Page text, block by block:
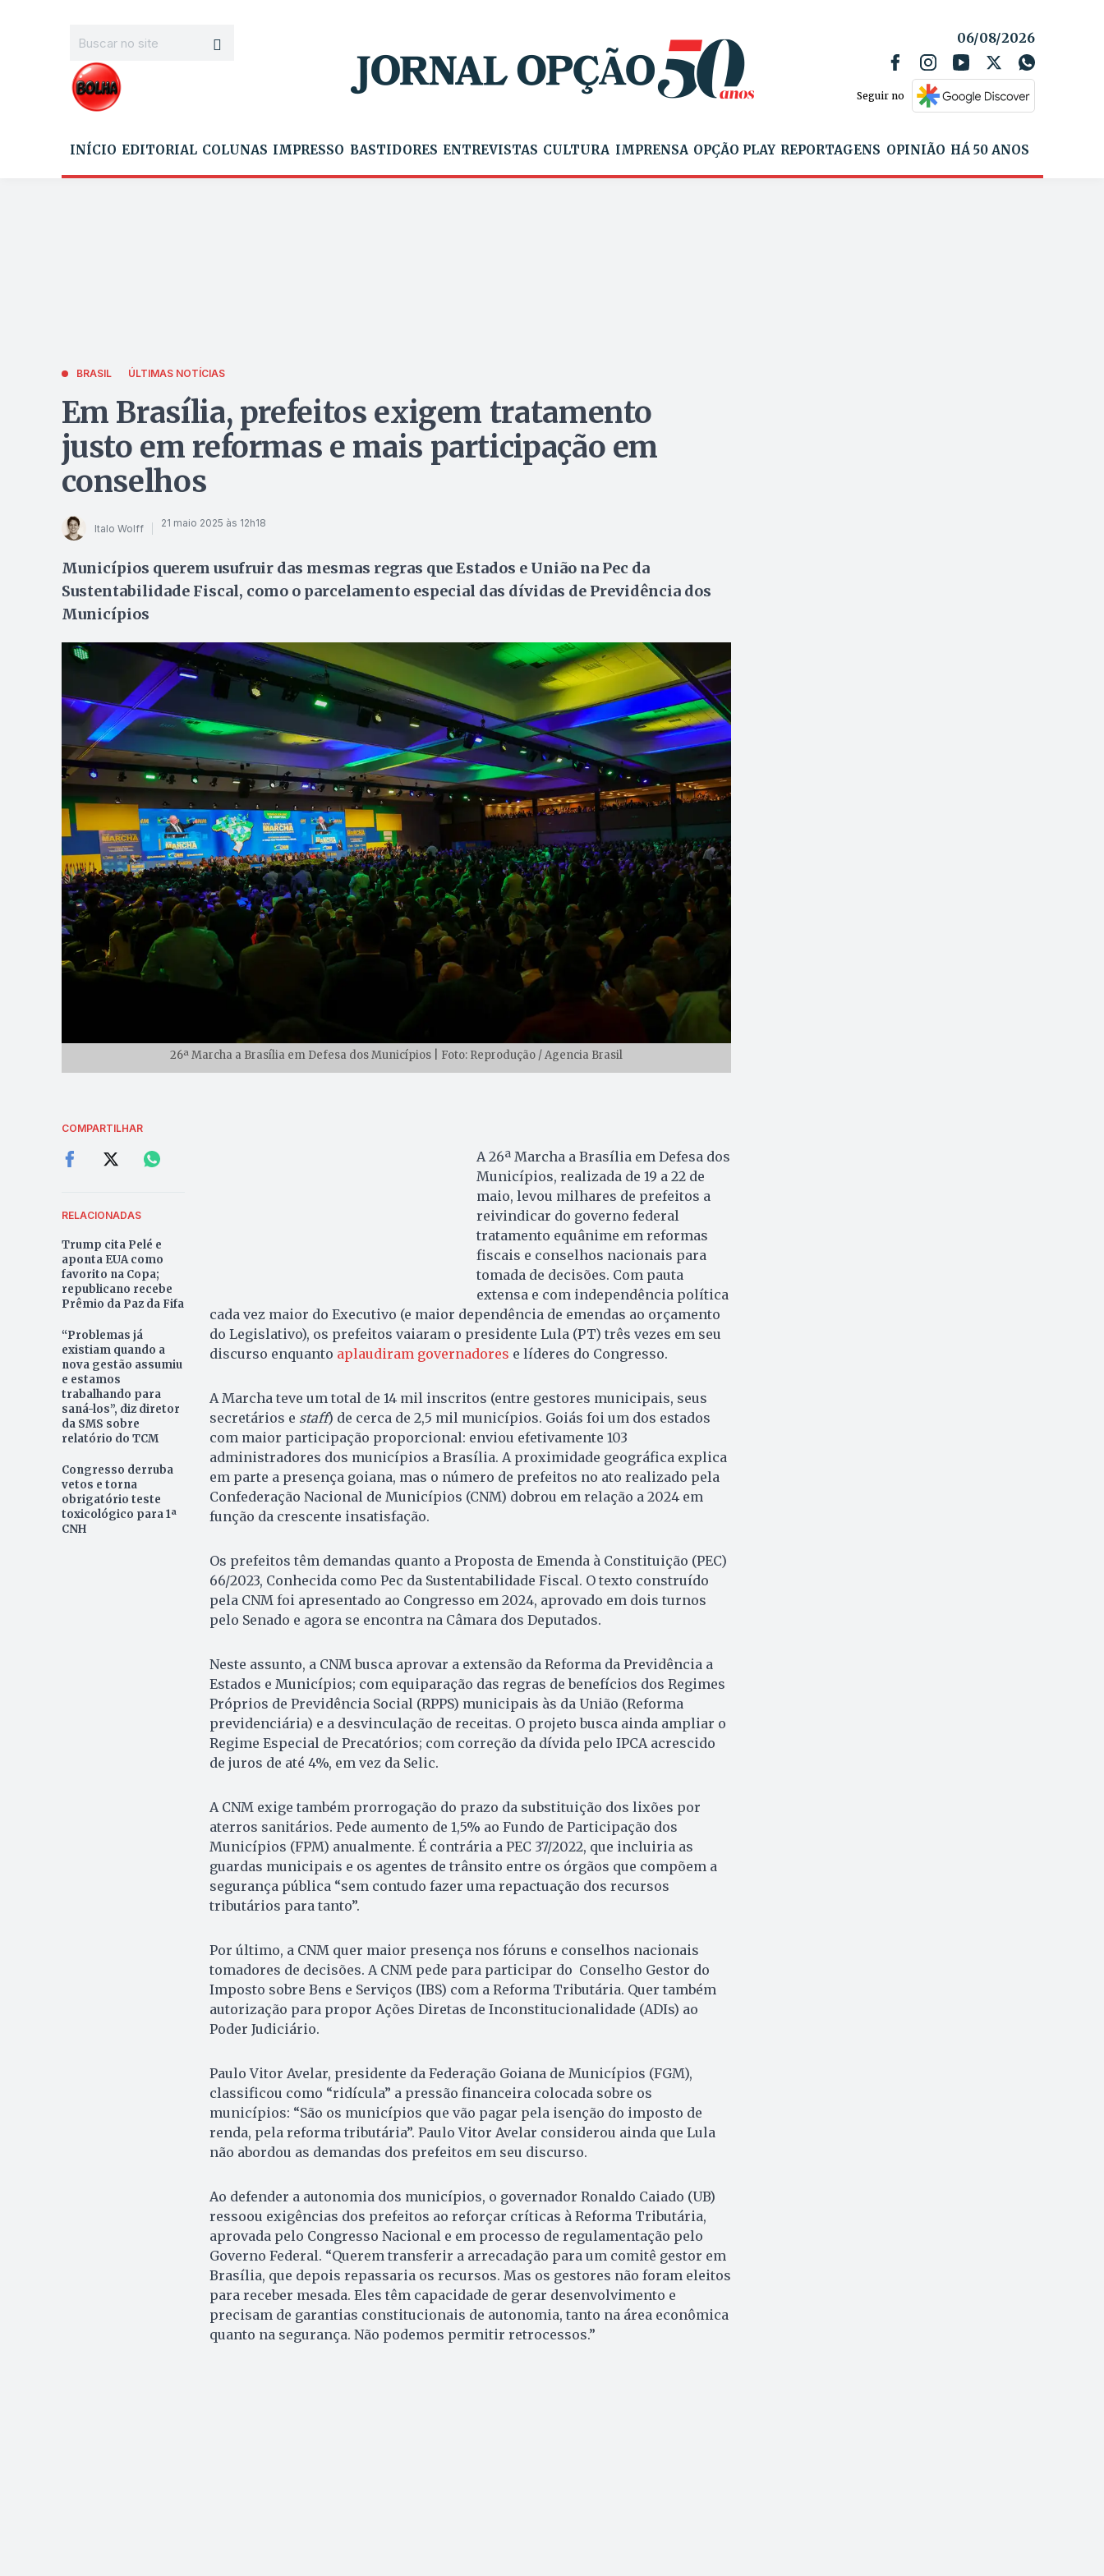
06/08/2026
Seguir no
INÍCIO EDITORIAL COLUNAS IMPRESSO BASTIDORES ENTREVISTAS CULTURA IMPRENSA OPÇÃO PLAY REPORTAGENS OPINIÃO HÁ 50 ANOS
BRASIL ÚLTIMAS NOTÍCIAS
Em Brasília, prefeitos exigem tratamento
justo em reformas e mais participação em
conselhos
Italo Wolff 21 maio 2025 às 12h18
Municípios querem usufruir das mesmas regras que Estados e União na Pec da
Sustentabilidade Fiscal, como o parcelamento especial das dívidas de Previdência dos
Municípios
26ª Marcha a Brasília em Defesa dos Municípios | Foto: Reprodução / Agencia Brasil
COMPARTILHAR
RELACIONADAS
Trump cita Pelé e
aponta EUA como
favorito na Copa;
republicano recebe
Prêmio da Paz da Fifa
“Problemas já
existiam quando a
nova gestão assumiu
e estamos
trabalhando para
saná-los”, diz diretor
da SMS sobre
relatório do TCM
Congresso derruba
vetos e torna
obrigatório teste
toxicológico para 1ª
CNH
A 26ª Marcha a Brasília em Defesa dos
Municípios, realizada de 19 a 22 de
maio, levou milhares de prefeitos a
reivindicar do governo federal
tratamento equânime em reformas
fiscais e conselhos nacionais para
tomada de decisões. Com pauta
extensa e com independência política
cada vez maior do Executivo (e maior dependência de emendas ao orçamento
do Legislativo), os prefeitos vaiaram o presidente Lula (PT) três vezes em seu
discurso enquanto aplaudiram governadores e líderes do Congresso.
A Marcha teve um total de 14 mil inscritos (entre gestores municipais, seus
secretários e staff) de cerca de 2,5 mil municípios. Goiás foi um dos estados
com maior participação proporcional: enviou efetivamente 103
administradores dos municípios a Brasília. A proximidade geográfica explica
em parte a presença goiana, mas o número de prefeitos no ato realizado pela
Confederação Nacional de Municípios (CNM) dobrou em relação a 2024 em
função da crescente insatisfação.
Os prefeitos têm demandas quanto a Proposta de Emenda à Constituição (PEC)
66/2023, Conhecida como Pec da Sustentabilidade Fiscal. O texto construído
pela CNM foi apresentado ao Congresso em 2024, aprovado em dois turnos
pelo Senado e agora se encontra na Câmara dos Deputados.
Neste assunto, a CNM busca aprovar a extensão da Reforma da Previdência a
Estados e Municípios; com equiparação das regras de benefícios dos Regimes
Próprios de Previdência Social (RPPS) municipais às da União (Reforma
previdenciária) e a desvinculação de receitas. O projeto busca ainda ampliar o
Regime Especial de Precatórios; com correção da dívida pelo IPCA acrescido
de juros de até 4%, em vez da Selic.
A CNM exige também prorrogação do prazo da substituição dos lixões por
aterros sanitários. Pede aumento de 1,5% ao Fundo de Participação dos
Municípios (FPM) anualmente. É contrária a PEC 37/2022, que incluiria as
guardas municipais e os agentes de trânsito entre os órgãos que compõem a
segurança pública “sem contudo fazer uma repactuação dos recursos
tributários para tanto”.
Por último, a CNM quer maior presença nos fóruns e conselhos nacionais
tomadores de decisões. A CNM pede para participar do Conselho Gestor do
Imposto sobre Bens e Serviços (IBS) com a Reforma Tributária. Quer também
autorização para propor Ações Diretas de Inconstitucionalidade (ADIs) ao
Poder Judiciário.
Paulo Vitor Avelar, presidente da Federação Goiana de Municípios (FGM),
classificou como “ridícula” a pressão financeira colocada sobre os
municípios: “São os municípios que vão pagar pela isenção do imposto de
renda, pela reforma tributária”. Paulo Vitor Avelar considerou ainda que Lula
não abordou as demandas dos prefeitos em seu discurso.
Ao defender a autonomia dos municípios, o governador Ronaldo Caiado (UB)
ressoou exigências dos prefeitos ao reforçar críticas à Reforma Tributária,
aprovada pelo Congresso Nacional e em processo de regulamentação pelo
Governo Federal. “Querem transferir a arrecadação para um comitê gestor em
Brasília, que depois repassaria os recursos. Mas os gestores não foram eleitos
para receber mesada. Eles têm capacidade de gerar desenvolvimento e
precisam de garantias constitucionais de autonomia, tanto na área econômica
quanto na segurança. Não podemos permitir retrocessos.”